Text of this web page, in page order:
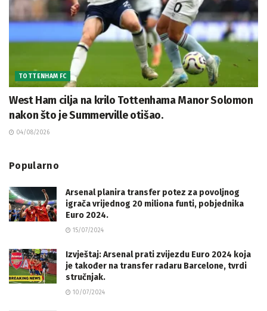
TOTTENHAM FC
West Ham cilja na krilo Tottenhama Manor Solomon
nakon što je Summerville otišao.
04/08/2026
Popularno
Arsenal planira transfer potez za povoljnog
igrača vrijednog 20 miliona funti, pobjednika
Euro 2024.
15/07/2024
Izvještaj: Arsenal prati zvijezdu Euro 2024 koja
je također na transfer radaru Barcelone, tvrdi
stručnjak.
10/07/2024